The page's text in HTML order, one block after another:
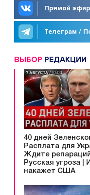
Прямой
Телеграм /
ВЫБОР РЕДАКЦИИ
40 дней
Расплата для
Ждите
Русская угроза |
накажет США